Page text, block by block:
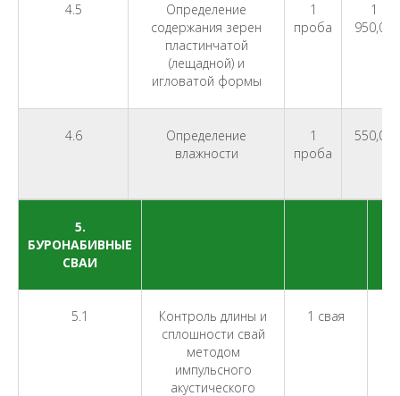
4.5
Определение
содержания зерен
пластинчатой
(лещадной) и
игловатой формы
1
проба
1
950,00
4.6
Определение
влажности
1
проба
550,00
5.
БУРОНАБИВНЫЕ
СВАИ
5.1
Контроль длины и
сплошности свай
методом
импульсного
акустического
1 свая